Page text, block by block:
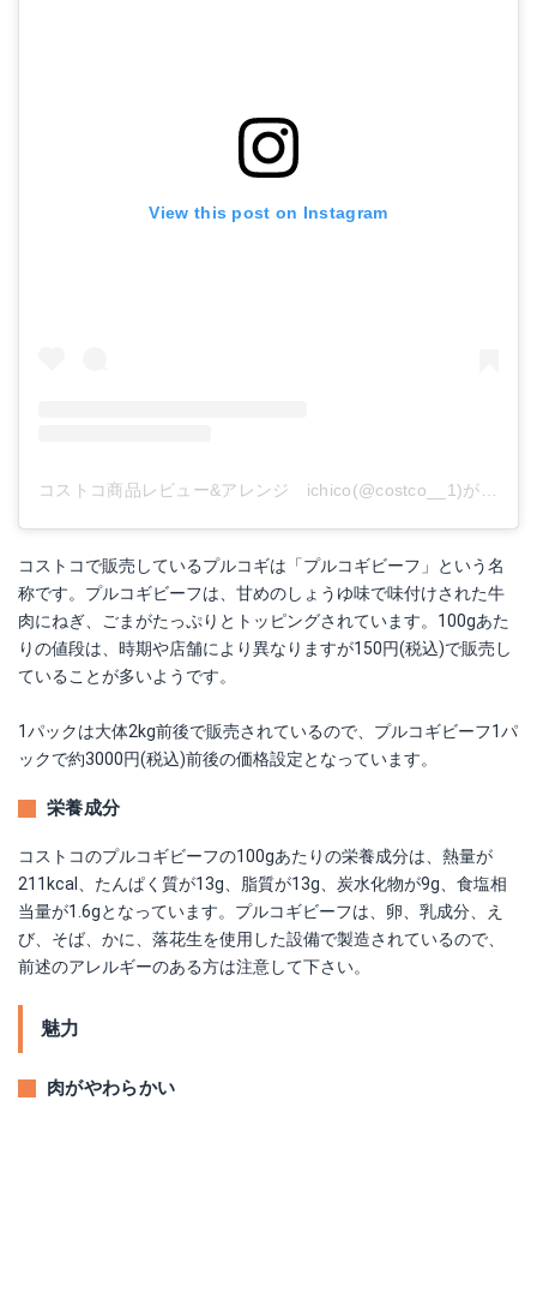
View this post on Instagram
コストコで販売しているプルコギは「プルコギビーフ」という名
称です。プルコギビーフは、甘めのしょうゆ味で味付けされた牛
肉にねぎ、ごまがたっぷりとトッピングされています。100gあた
りの値段は、時期や店舗により異なりますが150円(税込)で販売し
ていることが多いようです。
1パックは大体2kg前後で販売されているので、プルコギビーフ1パ
ックで約3000円(税込)前後の価格設定となっています。
栄養成分
コストコのプルコギビーフの100gあたりの栄養成分は、熱量が
211kcal、たんぱく質が13g、脂質が13g、炭水化物が9g、食塩相
当量が1.6gとなっています。プルコギビーフは、卵、乳成分、え
び、そば、かに、落花生を使用した設備で製造されているので、
前述のアレルギーのある方は注意して下さい。
魅力
肉がやわらかい